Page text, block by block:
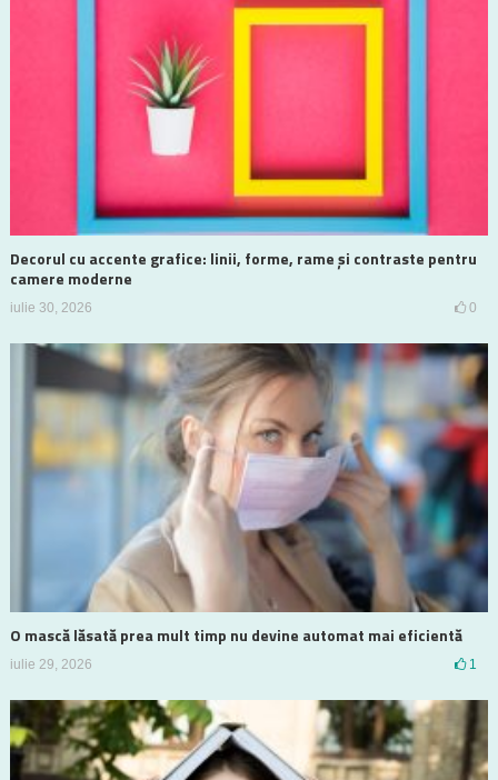
Decorul cu accente grafice: linii, forme, rame și contraste pentru
camere moderne
iulie 30, 2026 0
O mască lăsată prea mult timp nu devine automat mai eficientă
iulie 29, 2026 1